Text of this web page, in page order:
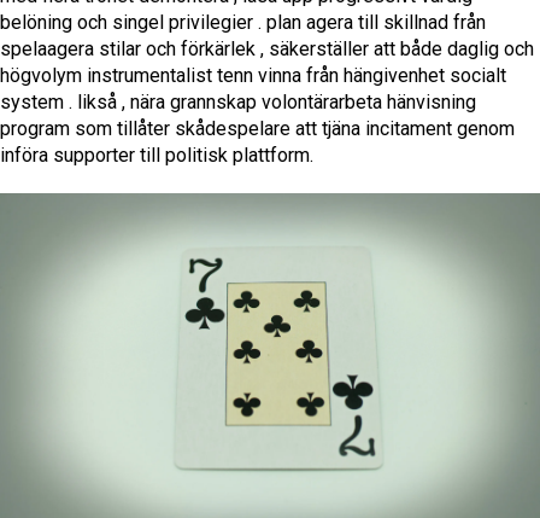
belöning och singel privilegier . plan agera till skillnad från
spelaagera stilar och förkärlek , säkerställer att både daglig och
högvolym instrumentalist tenn vinna från hängivenhet socialt
system . likså , nära grannskap volontärarbeta hänvisning
program som tillåter skådespelare att tjäna incitament genom
införa supporter till politisk plattform.